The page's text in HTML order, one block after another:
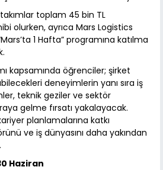
toplam 45 bin TL
olurken, ayrıca Mars Logistics
1 Hafta” programına katılma
kapsamında öğrenciler; şirket
deneyimlerin yanı sıra iş
teknik geziler ve sektör
gelme fırsatı yakalayacak.
planlamalarına katkı
ve iş dünyasını daha yakından
Haziran